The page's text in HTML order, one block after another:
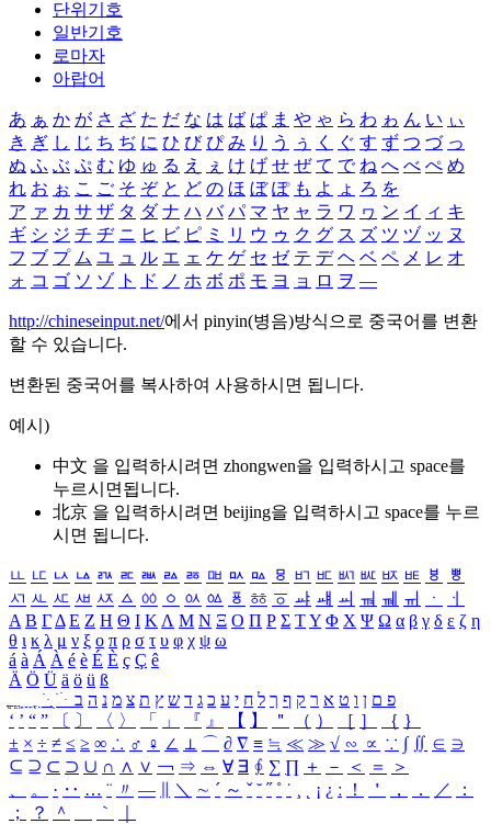
단위기호
일반기호
로마자
아랍어
あ ぁ か が さ ざ た だ な は ば ぱ ま や ゃ ら わ ゎ ん い ぃ
き ぎ し じ ち ぢ に ひ び ぴ み り う ぅ く ぐ す ず つ づ っ
ぬ ふ ぶ ぷ む ゆ ゅ る え ぇ け げ せ ぜ て で ね へ べ ぺ め
れ お ぉ こ ご そ ぞ と ど の ほ ぼ ぽ も よ ょ ろ を
ア ァ カ サ ザ タ ダ ナ ハ バ パ マ ヤ ャ ラ ワ ヮ ン イ ィ キ
ギ シ ジ チ ヂ ニ ヒ ビ ピ ミ リ ウ ゥ ク グ ス ズ ツ ヅ ッ ヌ
フ ブ プ ム ユ ュ ル エ ェ ケ ゲ セ ゼ テ デ ヘ ベ ペ メ レ オ
ォ コ ゴ ソ ゾ ト ド ノ ホ ボ ポ モ ヨ ョ ロ ヲ ―
http://chineseinput.net/에서 pinyin(병음)방식으로 중국어를 변환
할 수 있습니다.
변환된 중국어를 복사하여 사용하시면 됩니다.
예시)
中文 을 입력하시려면 zhongwen을 입력하시고 space를
누르시면됩니다.
北京 을 입력하시려면 beijing을 입력하시고 space를 누르
시면 됩니다.
ㅥ ㅦ ㅧ ㅨ ㅩ ㅪ ㅫ ㅬ ㅭ ㅮ ㅯ ㅰ ㅱ ㅲ ㅳ ㅴ ㅵ ㅶ ㅷ ㅸ
ㅹ
ㅺ ㅻ ㅼ ㅽ ㅾ ㅿ ㆀ ㆁ ㆂ ㆃ ㆄ ㆅ ㆆ ㆇ ㆈ ㆉ ㆊ ㆋ ㆌ ㆍ
ㆎ
Α Β ΓΔ Ε Ζ Η Θ Ι ΚΛ Μ Ν Ξ Ο Π Ρ Σ ΤΥ Φ Χ Ψ Ω α β γ δ ε ζ η
θ ι κ λ μ ν ξ ο π ρ σ τ υ φ χ ψ ω
á à Á À é è É È ç Ç ê
Ä Ö Ü ä ö ü ß
ִֶֹ ֻּ ׁׂ פ ם ן ו ט א ר ק ף ך ל ח י ע כ ג ד ש ץ ת צ מ נ ה ב
‘ ’ “ ” 〔 〕 〈 〉 「 」 『 』 【 】 ＂ （ ） ［ ］ ｛ ｝
± × ÷ ≠ ≤ ≥ ∞ ∴ ♂ ♀ ∠ ⊥ ⌒ ∂ ∇ ≡ ≒ ≪ ≫ √ ∽ ∝ ∵ ∫ ∬ ∈ ∋
⊆ ⊇ ⊂ ⊃ ∪ ∩ ∧ ∨ ￢ ⇒ ⇔ ∀ ∃ ∮ ∑ ∏ ＋ － ＜ ＝
＞
、
。 · ‥ … ¨ 〃 ― ＼ ∼ ´ ～ ˇ ˘ ˝ ˚ ˙ ¸ ¡ ¿ ː ！ ＇ ， ． ／
：
；
？ ＾ ｀